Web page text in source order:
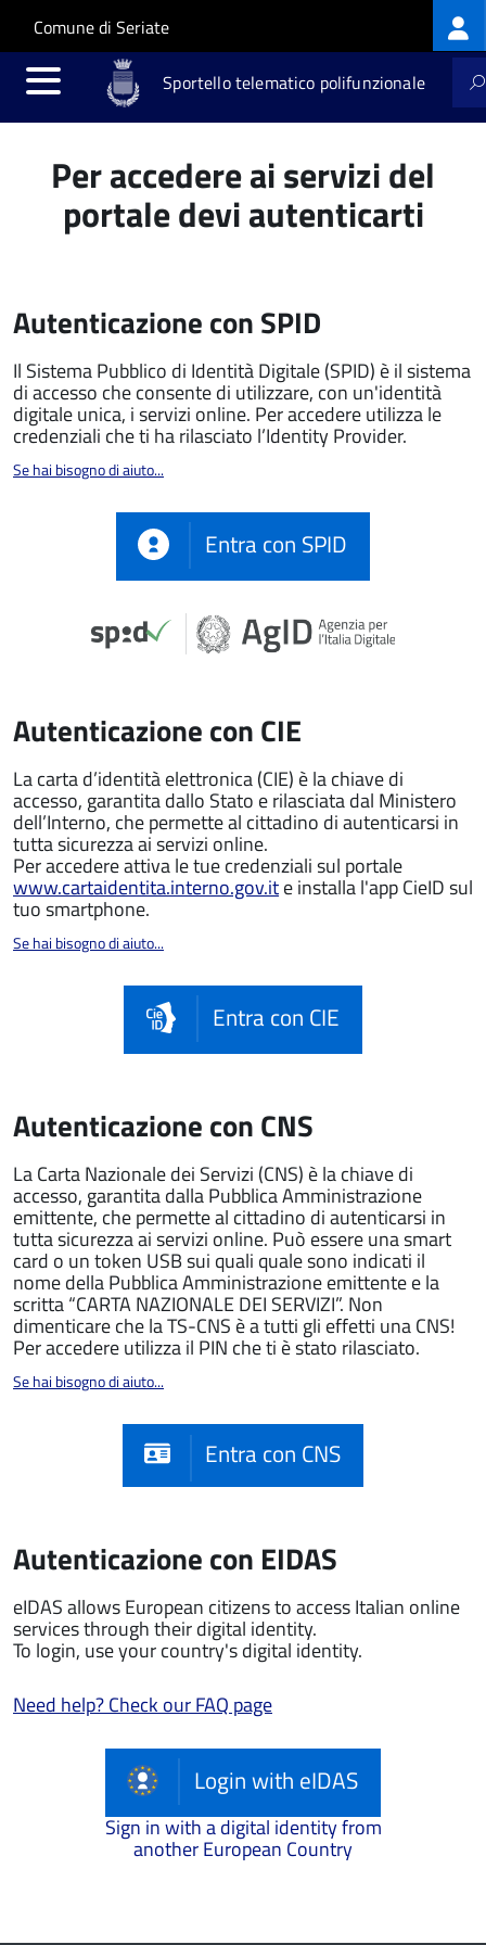
Salta al contenuto principale
Skip to site navigation
Comune di Seriate
Sportello telematico polifunzionale
Per accedere ai servizi del
portale devi autenticarti
Autenticazione con SPID
Il Sistema Pubblico di Identità Digitale (SPID) è il sistema
di accesso che consente di utilizzare, con un'identità
digitale unica, i servizi online. Per accedere utilizza le
credenziali che ti ha rilasciato l’Identity Provider.
Se hai bisogno di aiuto...
Entra con SPID
Autenticazione con CIE
La carta d’identità elettronica (CIE) è la chiave di
accesso, garantita dallo Stato e rilasciata dal Ministero
dell’Interno, che permette al cittadino di autenticarsi in
tutta sicurezza ai servizi online.
Per accedere attiva le tue credenziali sul portale
www.cartaidentita.interno.gov.ite installa l'app CieID sul
tuo smartphone.
Se hai bisogno di aiuto...
Entra con CIE
Autenticazione con CNS
La Carta Nazionale dei Servizi (CNS) è la chiave di
accesso, garantita dalla Pubblica Amministrazione
emittente, che permette al cittadino di autenticarsi in
tutta sicurezza ai servizi online. Può essere una smart
card o un token USB sui quali quale sono indicati il
nome della Pubblica Amministrazione emittente e la
scritta “CARTA NAZIONALE DEI SERVIZI”. Non
dimenticare che la TS-CNS è a tutti gli effetti una CNS!
Per accedere utilizza il PIN che ti è stato rilasciato.
Se hai bisogno di aiuto...
Entra con CNS
Autenticazione con EIDAS
eIDAS allows European citizens to access Italian online
services through their digital identity.
To login, use your country's digital identity.
Need help? Check our FAQ page
Login with eIDAS
Sign in with a digital identity from
another European Country